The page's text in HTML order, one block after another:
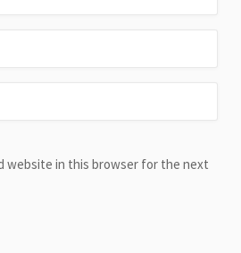
website in this browser for the next